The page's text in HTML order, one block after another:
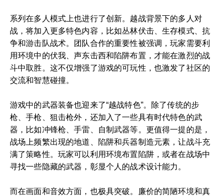
系列在多人模式上也进行了创新。越战背景下的多人对
战，将加入更多特色内容，比如丛林伏击、生存模式、抗
争和游击队战术。团队合作的重要性被强调，玩家需要利
用环境中的伏我、声东击西和陷阱布置，才能在激烈的战
斗中取胜。这不仅增强了游戏的可玩性，也激发了社区的
交流和智慧碰撞。
游戏中的武器装备也迎来了“越战特色”。除了传统的步
枪、手枪、狙击枪外，还加入了一些具有时代特色的武
器，比如冲锋枪、手雷、自制武器等。更值得一提的是，
战场上频繁出现的地道、陷阱和兵器制造元素，让战斗充
满了策略性。玩家可以利用环境布置陷阱，或者在战场中
寻找一些隐藏的武器，彰显个人的战术设计能力。
而在画面和音效方面，也极具突破。廉价的简陋环境和真